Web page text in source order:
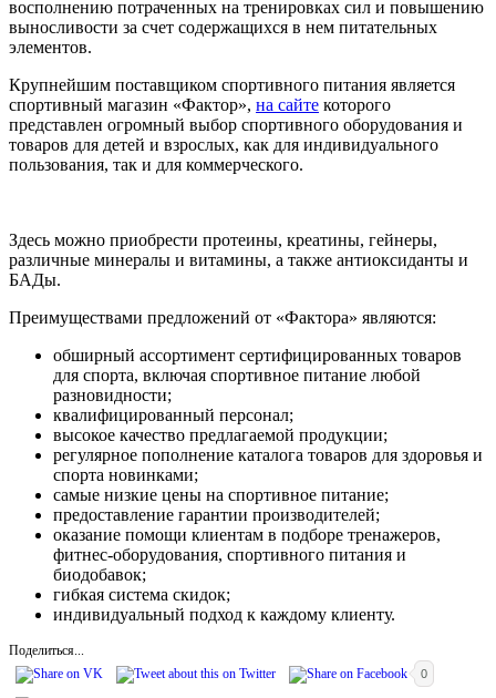
восполнению потраченных на тренировках сил и повышению
выносливости за счет содержащихся в нем питательных
элементов.
Крупнейшим поставщиком спортивного питания является
спортивный магазин «Фактор», на сайте которого
представлен огромный выбор спортивного оборудования и
товаров для детей и взрослых, как для индивидуального
пользования, так и для коммерческого.
Здесь можно приобрести протеины, креатины, гейнеры,
различные минералы и витамины, а также антиоксиданты и
БАДы.
Преимуществами предложений от «Фактора» являются:
обширный ассортимент сертифицированных товаров
для спорта, включая спортивное питание любой
разновидности;
квалифицированный персонал;
высокое качество предлагаемой продукции;
регулярное пополнение каталога товаров для здоровья и
спорта новинками;
самые низкие цены на спортивное питание;
предоставление гарантии производителей;
оказание помощи клиентам в подборе тренажеров,
фитнес-оборудования, спортивного питания и
биодобавок;
гибкая система скидок;
индивидуальный подход к каждому клиенту.
Поделиться...
0